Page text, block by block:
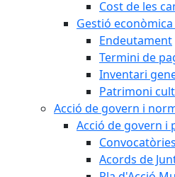
Cost de les
Gestió
Endeutament
Termini de
Inventari
Patrimoni
Acció de govern i
Acció de govern i
Acords de